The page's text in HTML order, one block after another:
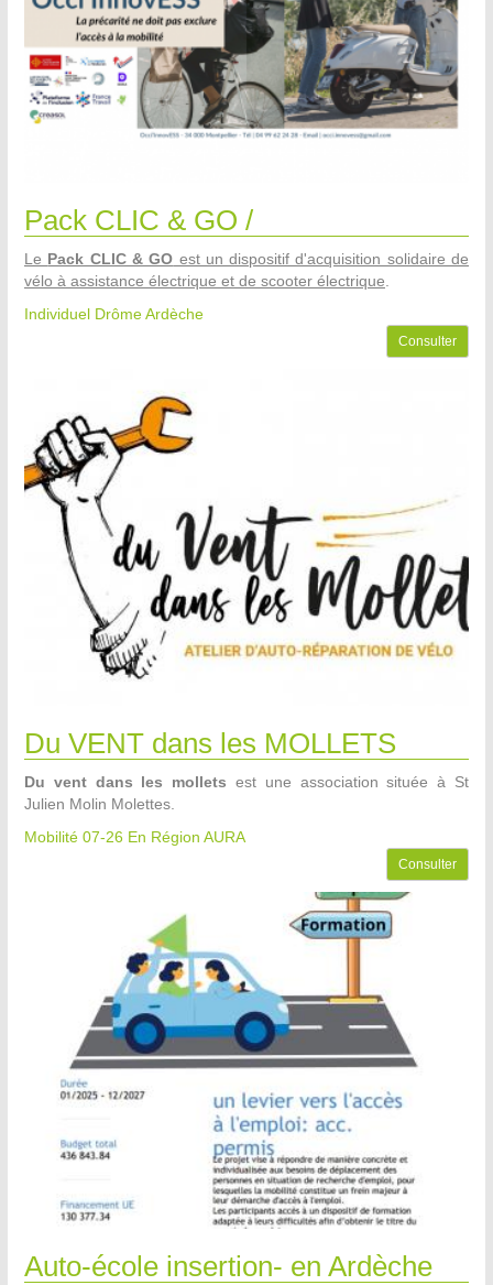
Pack CLIC & GO /
Le Pack CLIC & GO est un dispositif d'acquisition solidaire de
vélo à assistance électrique et de scooter électrique.
Individuel Drôme Ardèche
Consulter
Du VENT dans les MOLLETS
Du vent dans les mollets est une association située à St
Julien Molin Molettes.
Mobilité 07-26 En Région AURA
Consulter
Auto-école insertion- en Ardèche